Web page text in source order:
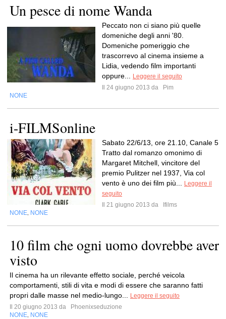
Un pesce di nome Wanda
Peccato non ci siano più quelle
domeniche degli anni '80.
Domeniche pomeriggio che
trascorrevo al cinema insieme a
Lidia, vedendo film importanti
oppure...
Leggere il seguito
Il 24 giugno 2013 da
Pim
NONE
i-FILMSonline
Sabato 22/6/13, ore 21.10, Canale 5
Tratto dal romanzo omonimo di
Margaret Mitchell, vincitore del
premio Pulitzer nel 1937, Via col
vento è uno dei film più...
Leggere il
seguito
Il 21 giugno 2013 da
Ifilms
NONE NONE
10 film che ogni uomo dovrebbe aver
visto
Il cinema ha un rilevante effetto sociale, perché veicola
comportamenti, stili di vita e modi di essere che saranno fatti
propri dalle masse nel medio-lungo...
Leggere il seguito
Il 20 giugno 2013 da
Phoenixseduzione
NONE NONE